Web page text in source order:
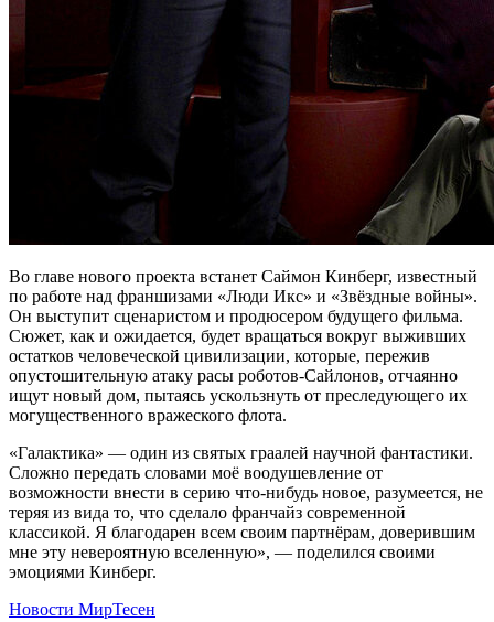
Во главе нового проекта встанет Саймон Кинберг, известный
по работе над франшизами «Люди Икс» и «Звёздные войны».
Он выступит сценаристом и продюсером будущего фильма.
Сюжет, как и ожидается, будет вращаться вокруг выживших
остатков человеческой цивилизации, которые, пережив
опустошительную атаку расы роботов-Сайлонов, отчаянно
ищут новый дом, пытаясь ускользнуть от преследующего их
могущественного вражеского флота.
«Галактика» — один из святых граалей научной фантастики.
Сложно передать словами моё воодушевление от
возможности внести в серию что-нибудь новое, разумеется, не
теряя из вида то, что сделало франчайз современной
классикой. Я благодарен всем своим партнёрам, доверившим
мне эту невероятную вселенную», — поделился своими
эмоциями Кинберг.
Новости МирТесен